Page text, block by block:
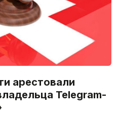
арестовали
Telegram-